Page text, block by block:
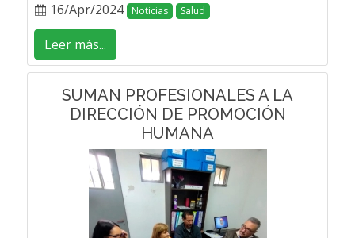
16/Apr/2024 Noticias Salud
Leer más...
SUMAN PROFESIONALES A LA
DIRECCIÓN DE PROMOCIÓN
HUMANA